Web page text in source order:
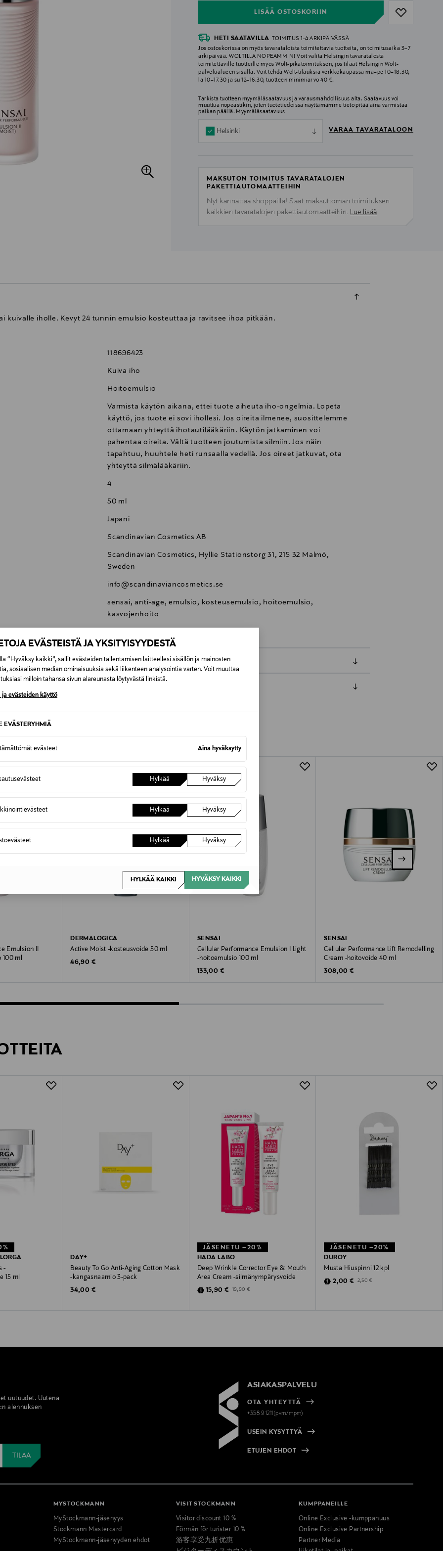
EVÄSTEISTÄ JA YKSITYISYYDESTÄ
“Hyväksy kaikki”, sallit evästeiden tallentamisen laitteellesi sisällön ja mainosten
sosiaalisen median ominaisuuksia sekä liikenteen analysointia varten. Voit muuttaa
milloin tahansa sivun alareunasta löytyvästä linkistä.
ja evästeiden käyttö
EVÄSTERYHMIÄ
evästeet Aina hyväksytty
Hylkää Hyväksy
Hylkää Hyväksy
Hylkää Hyväksy
HYLKÄÄ KAIKKI HYVÄKSY KAIKKI
LISÄÄ OSTOSKORIIN
HETI SAATAVILLA
TOIMITUS 1-4 ARKIPÄIVÄSSÄ
Jos ostoskorissa on myös tavarataloista toimitettavia tuotteita, on toimitusaika 3–7
arkipäivää. WOLTILLA NOPEAMMIN! Voit valita Helsingin tavaratalosta
toimitettaville tuotteille myös Wolt-pikatoimituksen, jos tilaat Helsingin Wolt-
palvelualueen sisällä. Voit tehdä Wolt-tilauksia verkkokaupassa ma–pe 10–18.30,
la 10–17.30 ja su 12–16.30, tuotteen minimiarvo 40 €.
Tarkista tuotteen myymäläsaatavuus ja varausmahdollisuus alta. Saatavuus voi
muuttua nopeastikin, joten tuotetiedoissa näyttämämme tieto pitää aina varmistaa
paikan päällä. Myymäläsaatavuus
Helsinki VARAA TAVARATALOON
MAKSUTON TOIMITUS TAVARATALOJEN
PAKETTIAUTOMAATTEIHIN
Nyt kannattaa shoppailla! Saat maksuttoman toimituksen
kaikkien tavaratalojen pakettiautomaatteihin. Lue lisää
kuivalle iholle. Kevyt 24 tunnin emulsio kosteuttaa ja ravitsee ihoa pitkään.
118696423
Kuiva iho
Hoitoemulsio
Varmista käytön aikana, ettei tuote aiheuta iho-ongelmia. Lopeta
käyttö, jos tuote ei sovi ihollesi. Jos oireita ilmenee, suosittelemme
ottamaan yhteyttä ihotautilääkäriin. Käytön jatkaminen voi
pahentaa oireita. Vältä tuotteen joutumista silmiin. Jos näin
tapahtuu, huuhtele heti runsaalla vedellä. Jos oireet jatkuvat, ota
yhteyttä silmälääkäriin.
4
50 ml
Japani
Scandinavian Cosmetics AB
Scandinavian Cosmetics, Hyllie Stationstorg 31, 215 32 Malmö,
Sweden
info@scandinaviancosmetics.se
sensai, anti-age, emulsio, kosteusemulsio, hoitoemulsio,
kasvojenhoito
0,00 €
7,90 €–50,00 € kuljetusyhtiöstä ja tuotteen koosta riippuen
Alk. 6,90 €, kun toimitus on saatavilla valittuun osoitteeseen.
NÄISTÄ
Emulsion II
100 ml
DERMALOGICA
Active Moist -kosteusvoide 50 ml
Original Price
46,90 €
SENSAI
Cellular Performance Emulsion I Light
-hoitoemulsio 100 ml
Original Price
133,00 €
SENSAI
Cellular Performance Lift Remodelling
Cream -hoitovoide 40 ml
Original Price
308,00 €
-
15 ml
DAY+
Beauty To Go Anti-Aging Cotton Mask
-kangasnaamio 3-pack
Original Price
34,00 €
JÄSENETU –20%
HADA LABO
Deep Wrinkle Corrector Eye & Mouth
Area Cream -silmänympärysvoide
Discounted Price
15,90 € Original Price
19,90 €
JÄSENETU –20%
DUROY
Musta Hiuspinni 12 kpl
Discounted Price
2,00 € Original Price
2,50 €
uutuudet. Uutena
alennuksen
ASIAKASPALVELU
OTA YHTEYTTÄ
+358 9 1211(pvm/mpm)
USEIN KYSYTTYÄ
ETUJEN EHDOT
MYSTOCKMANN
MyStockmann-jäsenyys
Stockmann Mastercard
MyStockmann-jäsenyyden ehdot
VISIT STOCKMANN
Visitor discount 10 %
Förmån för turister 10 %
游客享受九折优惠
KUMPPANEILLE
Online Exclusive -kumppanuus
Online Exclusive Partnership
Partner Media